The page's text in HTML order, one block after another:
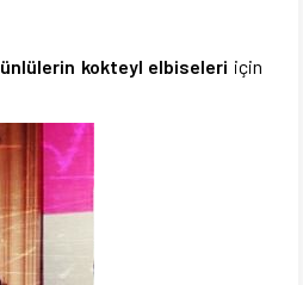
ünlülerin kokteyl elbiseleri için